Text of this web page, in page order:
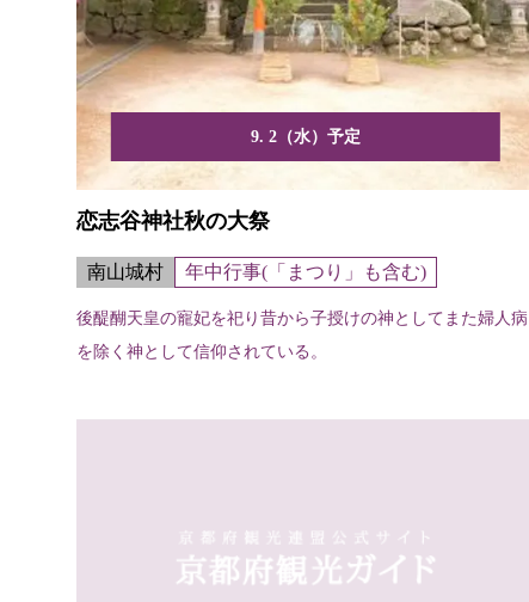
9. 2（水）予定
恋志谷神社秋の大祭
南山城村 年中行事(「まつり」も含む)
後醍醐天皇の寵妃を祀り昔から子授けの神としてまた婦人病
を除く神として信仰されている。